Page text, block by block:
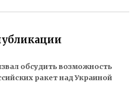
обсудить возможность
ракет над Украиной